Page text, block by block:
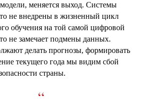
меняется выход. Системы
не внедрены в жизненный цикл
обучения на той самой цифровой
не замечает подмены данных.
делать прогнозы, формировать
текущего года мы видим сбой
страны.